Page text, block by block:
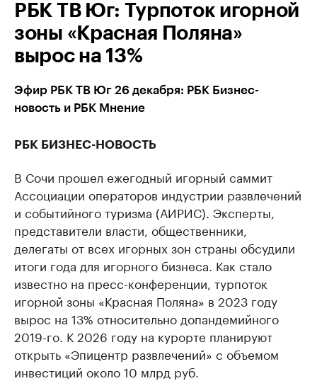
РБК ТВ Юг: Турпоток игорной
зоны «Красная Поляна»
вырос на 13%
Эфир РБК ТВ Юг 26 декабря: РБК Бизнес-
новость и РБК Мнение
РБК БИЗНЕС-НОВОСТЬ
В Сочи прошел ежегодный игорный саммит
Ассоциации операторов индустрии развлечений
и событийного туризма (АИРИС). Эксперты,
представители власти, общественники,
делегаты от всех игорных зон страны обсудили
итоги года для игорного бизнеса. Как стало
известно на пресс-конференции, турпоток
игорной зоны «Красная Поляна» в 2023 году
вырос на 13% относительно допандемийного
2019-го. К 2026 году на курорте планируют
открыть «Эпицентр развлечений» с объемом
инвестиций около 10 млрд руб.